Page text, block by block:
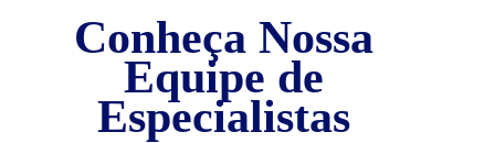
Conheça Nossa
Equipe de
Especialistas